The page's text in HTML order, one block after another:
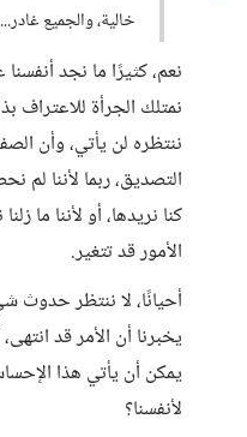
خالية، والجميع
نعم، كثيرًا ما نجد
نمتلك الجرأة للاعتراف
ننتظره لن يأتي، وأن
التصديق، ربما لأننا لم
كنا نريدها، أو لأننا ما
الأمور قد تتغير.
أحيانًا، لا ننتظر حدوث
يخبرنا أن الأمر قد
يمكن أن يأتي هذا
لأنفسنا؟